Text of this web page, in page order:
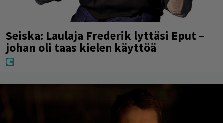
Seiska: Laulaja Frederik lyttäsi Eput –
johan oli taas kielen käyttöä